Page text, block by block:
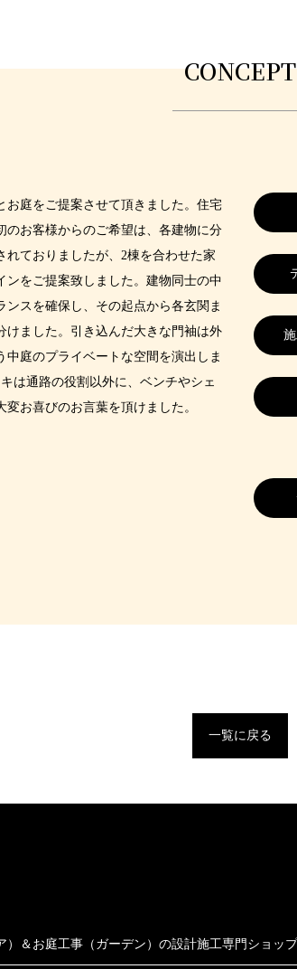
CONCEPT
お庭をご提案させて頂きました。住宅
のお客様からのご希望は、各建物に分
れておりましたが、2棟を合わせた家
ンをご提案致しました。建物同士の中
スを確保し、その起点から各玄関ま
けました。引き込んだ大きな門袖は外
庭のプライベートな空間を演出しま
は通路の役割以外に、ベンチやシェ
お喜びのお言葉を頂けました。
一覧に戻る
）＆お庭工事（ガーデン）の設計施工専門ショップ